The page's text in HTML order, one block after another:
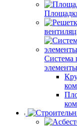
Система
элементы